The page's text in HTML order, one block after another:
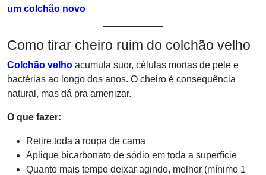
um colchão novo
Como tirar cheiro ruim do colchão velho
Colchão velho acumula suor, células mortas de pele e
bactérias ao longo dos anos. O cheiro é consequência
natural, mas dá pra amenizar.
O que fazer:
Retire toda a roupa de cama
Aplique bicarbonato de sódio em toda a superfície
Quanto mais tempo deixar agindo, melhor (mínimo 1